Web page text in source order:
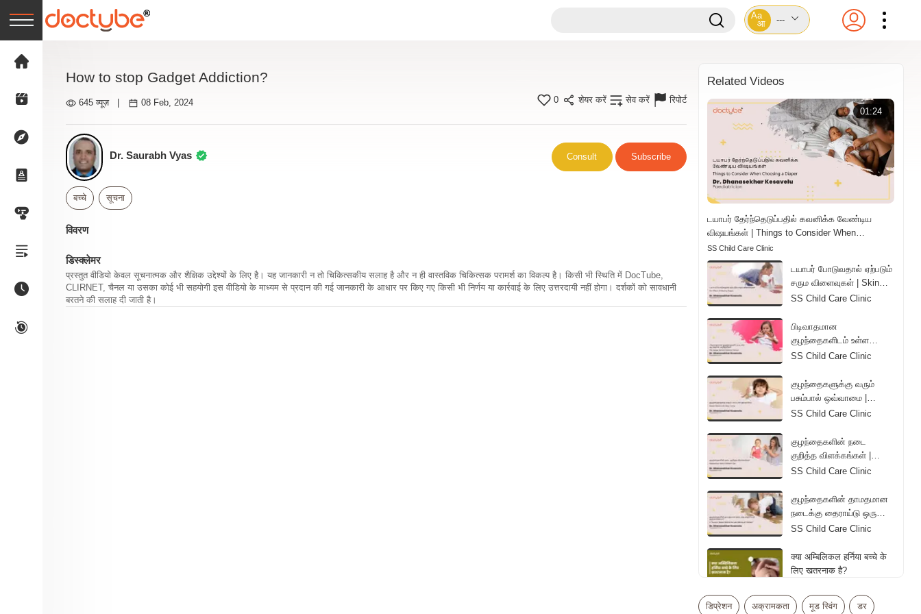
Aa
आ
---
How to stop Gadget Addiction?
645 व्यूज़ 08 Feb, 2024 0 शेयर करें सेव करें रिपोर्ट
Dr. Saurabh Vyas Consult Subscribe
बच्चे सूचना
विवरण
डिस्क्लेमर
प्रस्तुत वीडियो केवल सूचनात्मक और शैक्षिक उद्देश्यों के लिए है। यह जानकारी न तो चिकित्सकीय सलाह है और न ही वास्तविक चिकित्सक परामर्श का विकल्प है। किसी भी स्थिति में DocTube,
CLIRNET, चैनल या उसका कोई भी सहयोगी इस वीडियो के माध्यम से प्रदान की गई जानकारी के आधार पर किए गए किसी भी निर्णय या कार्रवाई के लिए उत्तरदायी नहीं होगा। दर्शकों को सावधानी
बरतने की सलाह दी जाती है।
Related Videos
01:24
டயாபர் தேர்ந்தெடுப்பதில் கவனிக்க வேண்டிய
விஷயங்கள் | Things to Consider When
Choosing a Diaper | Tamil
SS Child Care Clinic
டயாபர் போடுவதால் ஏற்படும்
சரும விளைவுகள் | Skin
Effects of Wearing
SS Child Care Clinic
பிடிவாதமான
குழந்தைகளிடம் உள்ள
ஆபத்தான அறிகுறிகள் |
Children's Tantrum | Tamil
SS Child Care Clinic
குழந்தைகளுக்கு வரும்
பசும்பால் ஒவ்வாமை |
Reason Behind Colic
SS Child Care Clinic
குழந்தைகளின் நடை
குறித்த விளக்கங்கள் |
Explanations About
SS Child Care Clinic
குழந்தைகளின் தாமதமான
நடைக்கு தைராய்டு ஒரு
காரணமா? | Is Thyroid a
Walking of Children? |
Tamil
SS Child Care Clinic
क्या अम्बिलिकल हर्निया बच्चे के
लिए खतरनाक है?
डिप्रेशन अक्रामकता मूड स्विंग डर